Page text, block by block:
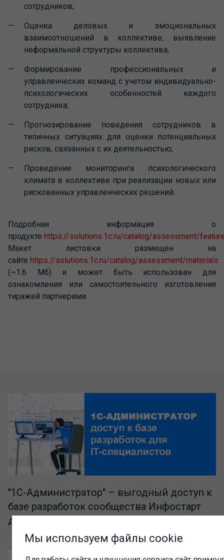
сотрудников;
Оценка деловых и эмоциональных
взаимоотношений в коллективе, выявление
неформальной структуры коллектива;
Формирование профессиональных и
управленческих команд с учетом индивидуально-
психологических особенностей каждого
сотрудника;
Прогнозирование поведения сотрудников в
типичных ситуациях для оценки потенциальных
рисков, связанных с их деятельностью;
Проведение мониторинга психологического
климата в коллективе при реализации новых или
рискованных управленческих решений.
Подробная информация о
продукте https://solutions.1c.ru/catalog/assessment/
Макет листовки размещен на
сайте https://solutions.1c.ru/catalog/assessment/materials
(~1.6 Mб) и может быть использован для
ознакомления или самостоятельного изготовления
тиражей партнерами.
"1C-Администратор" – выгодный доступ к
базе разработок сообщества Инфостарт
для IT-специалистов
Мы используем файлы cookie